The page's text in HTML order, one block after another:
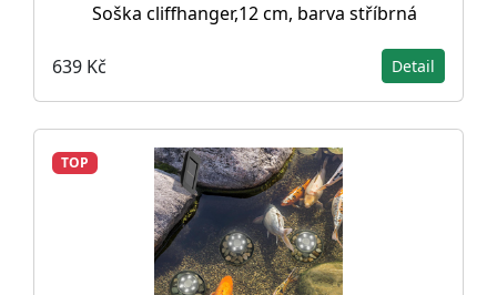
Soška cliffhanger,12 cm, barva stříbrná
639 Kč Detail
TOP